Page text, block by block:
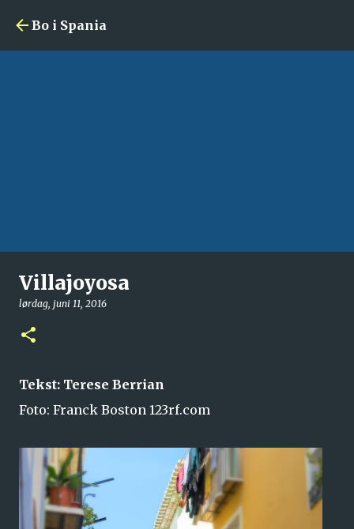
Bo i Spania
Villajoyosa
lørdag, juni 11, 2016
Tekst: Terese Berrian
Foto: Franck Boston 123rf.com